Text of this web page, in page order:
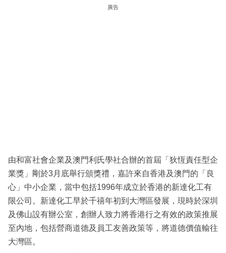
閱
專
區
廣告
由和富社會企業及澳門利氏學社合辦的首屆「狄恆責任型企
業獎」剛於3月底舉行頒獎禮，嘉許來自香港及澳門的「良
心」中小企業，當中包括1996年成立於香港的新達化工有
限公司。新達化工早於千禧年初到大灣區發展，現時於深圳
及佛山設有辦公室，創辦人致力將香港行之有效的政策推展
至內地，包括營商道德及員工友善政策等，將道德價值輸往
大灣區。